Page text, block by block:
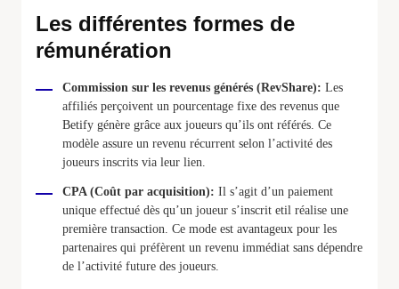
Les différentes formes de
rémunération
Commission sur les revenus générés (RevShare): Les
affiliés perçoivent un pourcentage fixe des revenus que
Betify génère grâce aux joueurs qu’ils ont référés. Ce
modèle assure un revenu récurrent selon l’activité des
joueurs inscrits via leur lien.
CPA (Coût par acquisition): Il s’agit d’un paiement
unique effectué dès qu’un joueur s’inscrit etil réalise une
première transaction. Ce mode est avantageux pour les
partenaires qui préfèrent un revenu immédiat sans dépendre
de l’activité future des joueurs.